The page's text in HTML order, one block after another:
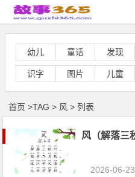
幼儿 童话 发现
识字 图片 儿童
首页 >TAG > 风 > 列表
风（解落三
2026-06-